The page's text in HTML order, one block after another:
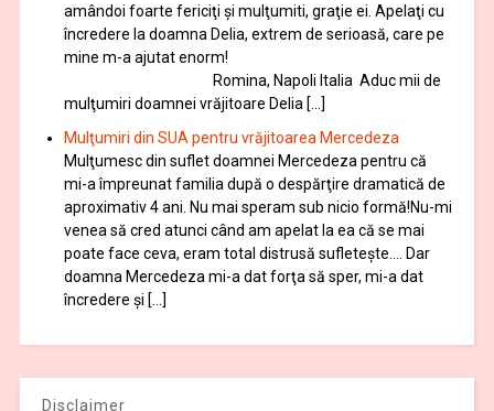
amândoi foarte fericiţi şi mulţumiti, graţie ei. Apelaţi cu
încredere la doamna Delia, extrem de serioasă, care pe
mine m-a ajutat enorm!
Romina, Napoli Italia Aduc mii de
mulţumiri doamnei vrăjitoare Delia […]
Mulţumiri din SUA pentru vrăjitoarea Mercedeza
Mulţumesc din suflet doamnei Mercedeza pentru că
mi-a împreunat familia după o despărţire dramatică de
aproximativ 4 ani. Nu mai speram sub nicio formă!Nu-mi
venea să cred atunci când am apelat la ea că se mai
poate face ceva, eram total distrusă sufleteşte…. Dar
doamna Mercedeza mi-a dat forţa să sper, mi-a dat
încredere şi […]
Disclaimer